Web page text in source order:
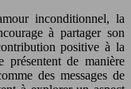
inconditionnel, la
à partager son
positive à la
présentent de manière
des messages de